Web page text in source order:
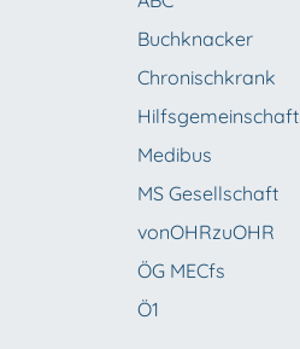
Buchknacker
Chronischkrank
Hilfsgemeinschaft
Medibus
MS Gesellschaft
vonOHRzuOHR
ÖG MECfs
Ö1